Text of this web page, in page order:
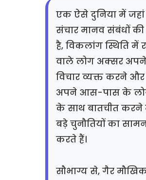
एक ऐसे दुनिया में जहां
संचार मानव संबंधों की
है, विकलांग स्थिति में
वाले लोग अक्सर अपने
विचार व्यक्त करने और
अपने आस-पास के
के साथ बातचीत करने
बड़े चुनौतियों का
करते हैं।
सौभाग्य से, गैर